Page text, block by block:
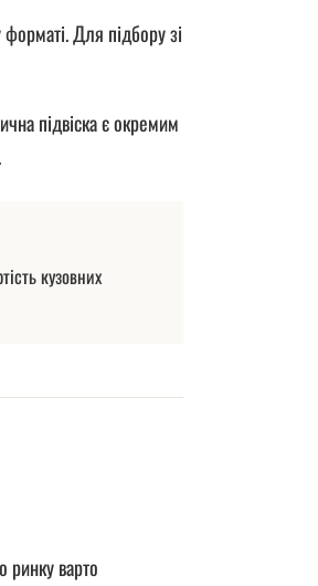
Для підбору зі
підвіска є окремим
кузовних
ринку варто